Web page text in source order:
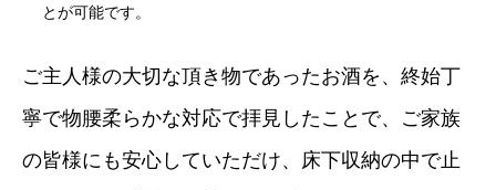
とが可能です。
ご主人様の大切な頂き物であったお酒を、終始丁
寧で物腰柔らかな対応で拝見したことで、ご家族
の皆様にも安心していただけ、床下収納の中で止